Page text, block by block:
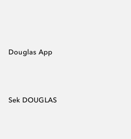
Douglas App
Sek DOUGLAS